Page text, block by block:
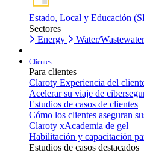
Estado, Local y Educación
Sectores
Energy
Water/Wastewater
Clientes
Para clientes
Claroty Experiencia del
Acelerar su viaje de
Estudios de casos de clientes
Cómo los clientes aseguran
Claroty xAcademia de gel
Habilitación y capacitación
Estudios de casos destacados